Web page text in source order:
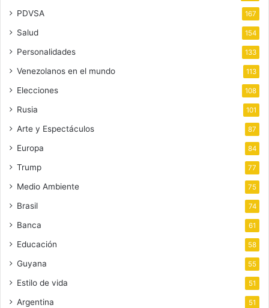
PDVSA 167
Salud 154
Personalidades 133
Venezolanos en el mundo 113
Elecciones 108
Rusia 101
Arte y Espectáculos 87
Europa 84
Trump 77
Medio Ambiente 75
Brasil 74
Banca 61
Educación 58
Guyana 55
Estilo de vida 51
Argentina 51